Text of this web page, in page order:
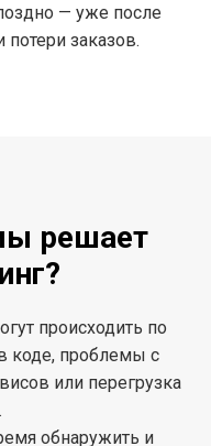
— уже после
заказов.
решает
происходить по
коде, проблемы с
или перегрузка
обнаружить и